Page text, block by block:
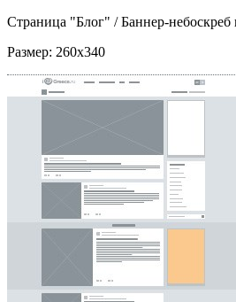
Страница "Блог" / Баннер-небоскреб
Размер: 260x340